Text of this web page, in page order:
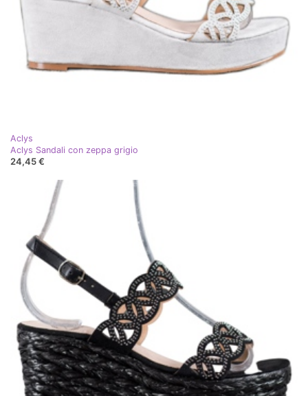
Aclys
Aclys Sandali con zeppa grigio
24,45 €